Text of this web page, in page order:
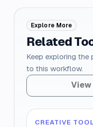
Explore More
Related
Keep exploring
to this workflow.
View
CREATIVE